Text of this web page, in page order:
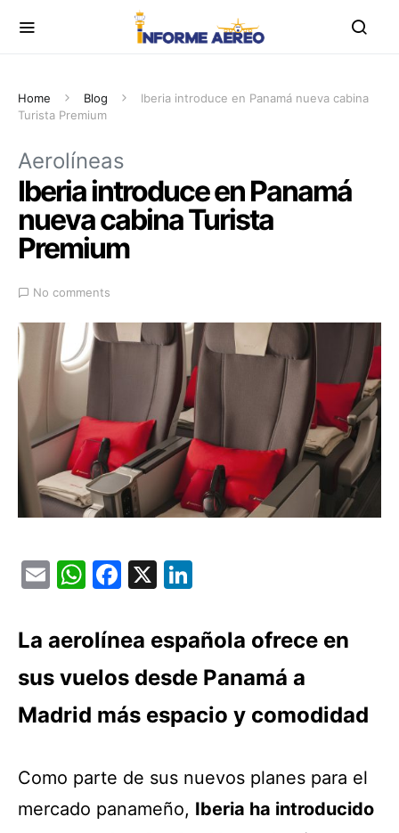
Home Blog
Iberia introduce en Panamá nueva cabina
Turista Premium
Aerolíneas
Iberia introduce en Panamá
nueva cabina Turista
Premium
No comments
EmailWhatsApp
Facebook
X
La aerolínea española ofrece en
sus vuelos desde Panamá a
Madrid más espacio y comodidad
Como parte de sus nuevos planes para el
mercado panameño, Iberia ha introducido